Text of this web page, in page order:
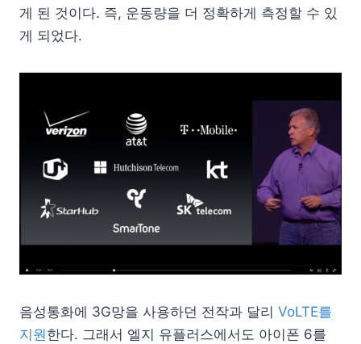
게 된 것이다. 즉, 운동량을 더 정확하게 측정할 수 있
게 되었다.
음성통화에 3G망을 사용하던 전작과 달리 VoLTE를
지원 한다. 그래서 엘지 유플러스에서도 아이폰 6를